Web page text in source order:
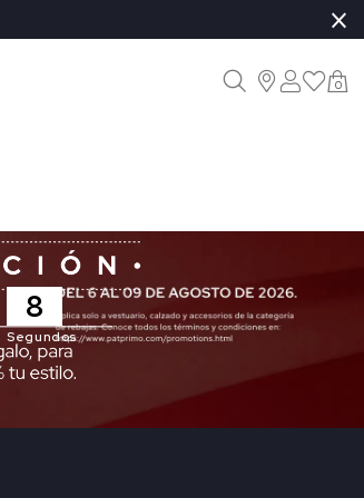
×
0
6
Segundos